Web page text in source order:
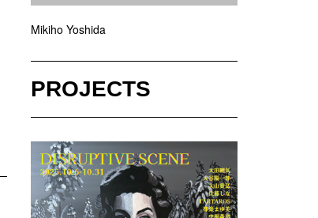
Mikiho Yoshida
PROJECTS